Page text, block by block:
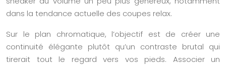
dans la tendance actuelle des coupes relax.
Sur le plan chromatique, l’objectif est de créer une
continuité élégante plutôt qu’un contraste brutal qui
tirerait tout le regard vers vos pieds. Associer un